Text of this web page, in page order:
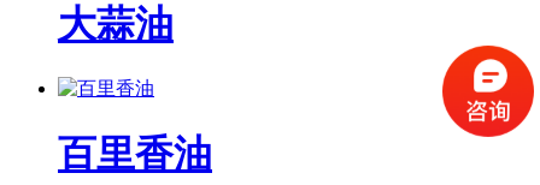
大蒜油
百里香油